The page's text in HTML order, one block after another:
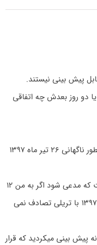
پیش بینی نیستند.
دو روز بعدش چه اتفاقی
امروز ۱۲ تیر ماه ۱۳۹۷ میباشد و شما بطور ناگهانی ۲۶ تیر ماه ۱۳۹۷
بعد از تصادف با تریلی آیا کسی هست که مدعی شود اگر به من ۱۲
تیر ۱۳۹۷ میگفتید، شما در ۲۶ تیر ماه ۱۳۹۷ با تریلی تصادف نمی
پیش بینی میکردید که قرار